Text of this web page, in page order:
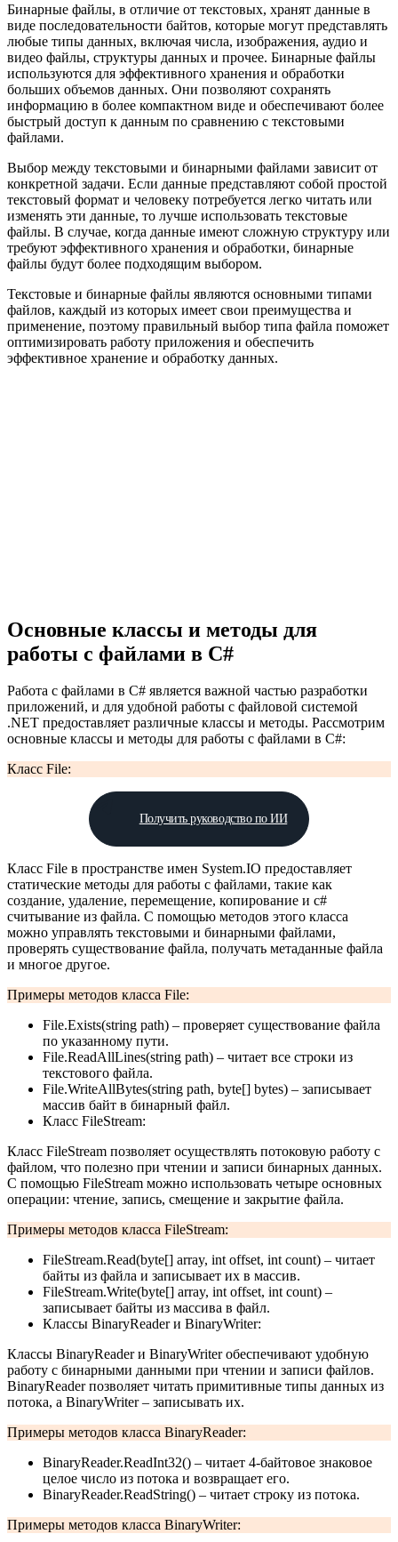
Бинарные файлы, в отличие от текстовых, хранят данные в
виде последовательности байтов, которые могут представлять
любые типы данных, включая числа, изображения, аудио и
видео файлы, структуры данных и прочее. Бинарные файлы
используются для эффективного хранения и обработки
больших объемов данных. Они позволяют сохранять
информацию в более компактном виде и обеспечивают более
быстрый доступ к данным по сравнению с текстовыми
файлами.
Выбор между текстовыми и бинарными файлами зависит от
конкретной задачи. Если данные представляют собой простой
текстовый формат и человеку потребуется легко читать или
изменять эти данные, то лучше использовать текстовые
файлы. В случае, когда данные имеют сложную структуру или
требуют эффективного хранения и обработки, бинарные
файлы будут более подходящим выбором.
Текстовые и бинарные файлы являются основными типами
файлов, каждый из которых имеет свои преимущества и
применение, поэтому правильный выбор типа файла поможет
оптимизировать работу приложения и обеспечить
эффективное хранение и обработку данных.
Основные классы и методы для
работы с файлами в C#
Работа с файлами в C# является важной частью разработки
приложений, и для удобной работы с файловой системой
.NET предоставляет различные классы и методы. Рассмотрим
основные классы и методы для работы с файлами в C#:
Класс File:
Получить руководство по ИИ
Класс File в пространстве имен System.IO предоставляет
статические методы для работы с файлами, такие как
создание, удаление, перемещение, копирование и c#
считывание из файла. С помощью методов этого класса
можно управлять текстовыми и бинарными файлами,
проверять существование файла, получать метаданные файла
и многое другое.
Примеры методов класса File:
File.Exists(string path) – проверяет существование файла
по указанному пути.
File.ReadAllLines(string path) – читает все строки из
текстового файла.
File.WriteAllBytes(string path, byte[] bytes) – записывает
массив байт в бинарный файл.
Класс FileStream:
Класс FileStream позволяет осуществлять потоковую работу с
файлом, что полезно при чтении и записи бинарных данных.
С помощью FileStream можно использовать четыре основных
операции: чтение, запись, смещение и закрытие файла.
Примеры методов класса FileStream:
FileStream.Read(byte[] array, int offset, int count) – читает
байты из файла и записывает их в массив.
FileStream.Write(byte[] array, int offset, int count) –
записывает байты из массива в файл.
Классы BinaryReader и BinaryWriter:
Классы BinaryReader и BinaryWriter обеспечивают удобную
работу с бинарными данными при чтении и записи файлов.
BinaryReader позволяет читать примитивные типы данных из
потока, а BinaryWriter – записывать их.
Примеры методов класса BinaryReader:
BinaryReader.ReadInt32() – читает 4-байтовое знаковое
целое число из потока и возвращает его.
BinaryReader.ReadString() – читает строку из потока.
Примеры методов класса BinaryWriter: